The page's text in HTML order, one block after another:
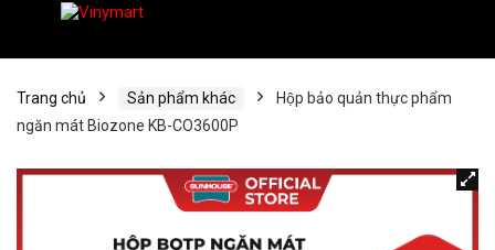
Trang chủ Sản phẩm khác
Hộp bảo quản thực phẩm
ngăn mát Biozone KB-CO3600P